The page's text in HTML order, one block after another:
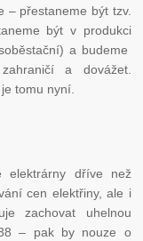
– přestaneme být tzv.
být v produkci
a budeme
a dovážet.
tomu nyní.
elektrárny dříve než
cen elektřiny, ale i
zachovat uhelnou
– pak by nouze o